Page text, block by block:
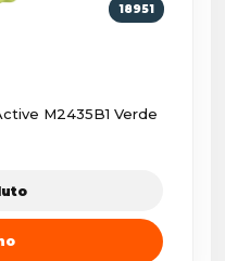
18951
M2435B1 Verde